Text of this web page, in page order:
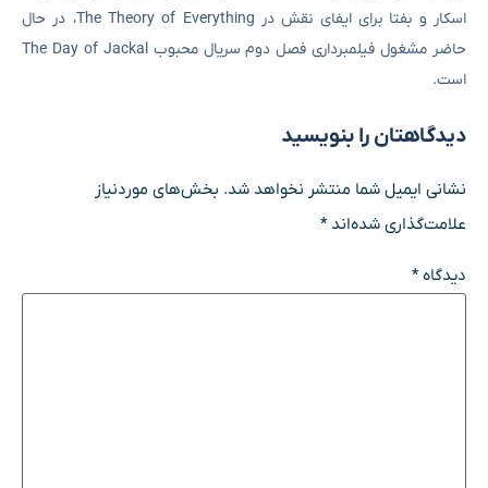
اسکار و بفتا برای ایفای نقش در The Theory of Everything، در حال
حاضر مشغول فیلمبرداری فصل دوم سریال محبوب The Day of Jackal
است.
دیدگاهتان را بنویسید
نشانی ایمیل شما منتشر نخواهد شد. بخش‌های موردنیاز
علامت‌گذاری شده‌اند*
دیدگاه*